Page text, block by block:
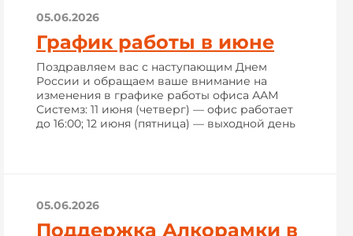
05.06.2026
График работы в июне
Поздравляем вас с наступающим Днем
России и обращаем ваше внимание на
изменения в графике работы офиса ААМ
Системз: 11 июня (четверг) — офис работает
до 16:00; 12 июня (пятница) — выходной день
05.06.2026
Поддержка Алкорамки в